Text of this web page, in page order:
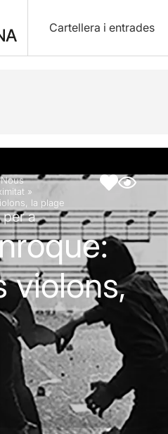
Cartellera i entrades
Nous
»
la plage
per a
violons,